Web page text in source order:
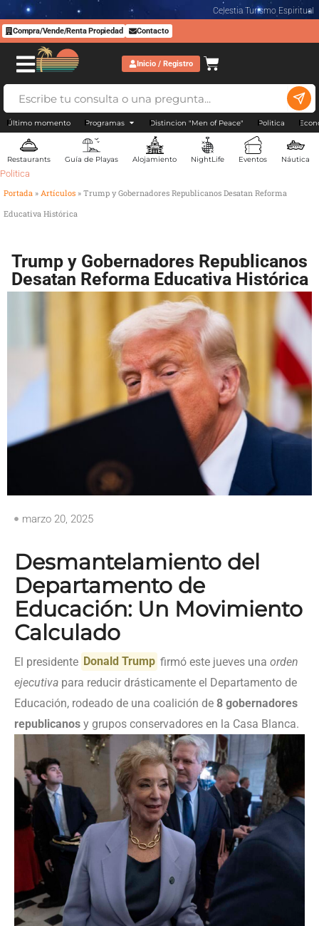
Celestia Turismo Espiritual
Compra/Vende/Renta Propiedad Contacto
Inicio / Registro
Último momento Programas Distincion "Men of Peace" Politica
Restaurants Guía de Playas Alojamiento NightLife Eventos Náutica
Politica
Portada » Artículos » Trump y Gobernadores Republicanos Desatan Reforma
Educativa Histórica
Trump y Gobernadores Republicanos
Desatan Reforma Educativa Histórica
marzo 20, 2025
Desmantelamiento del
Departamento de
Educación: Un Movimiento
Calculado
El presidente Donald Trump firmó este jueves unaorden
ejecutiva para reducir drásticamente el Departamento de
Educación, rodeado de una coalición de 8 gobernadores
republicanos y grupos conservadores en la Casa Blanca.